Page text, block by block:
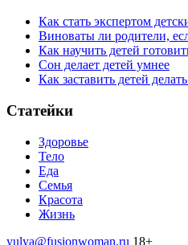
Как стать экспертом
Виноваты ли родители,
Как научить детей
Сон делает детей умнее
Как заставить детей
Статейки
Здоровье
Тело
Еда
Семья
Красота
Жизнь
yulya@fusionwoman.ru 18+